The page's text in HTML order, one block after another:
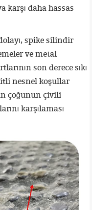
karşı daha hassas
spike silindir
ve metal
son derece sıkı
nesnel koşullar
çoğunun çivili
karşılaması